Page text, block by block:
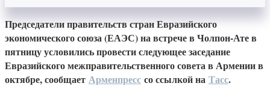
Председатели правительств стран Евразийского
экономического союза (ЕАЭС) на встрече в Чолпон-Ате в
пятницу условились провести следующее заседание
Евразийского межправительственного совета в Армении в
октябре, сообщает Арменпресс со ссылкой на Тасс.